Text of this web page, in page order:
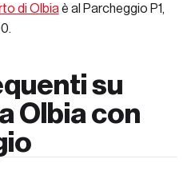
di Olbiaè al Parcheggio P1,
su
Olbia con